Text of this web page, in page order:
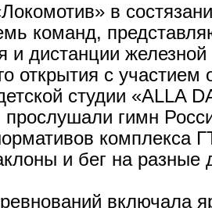
в
команд,
и дистанции
открытия с
студии «ALLA
гимн
комплекса
и бег на разные
включала